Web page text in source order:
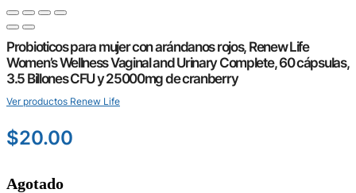
Probioticos para mujer con arándanos rojos, Renew Life
Women’s Wellness Vaginal and Urinary Complete, 60 cápsulas,
3.5 Billones CFU y 25000mg de cranberry
Ver productos Renew Life
$20.00
Agotado